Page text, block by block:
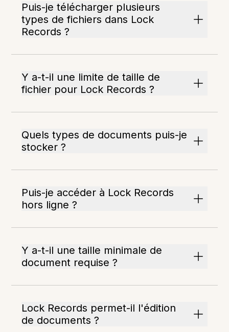
Puis-je télécharger plusieurs
types de fichiers dans Lock
Records ?
Y a-t-il une limite de taille de
fichier pour Lock Records ?
Quels types de documents puis-je
stocker ?
Puis-je accéder à Lock Records
hors ligne ?
Y a-t-il une taille minimale de
document requise ?
Lock Records permet-il l'édition
de documents ?